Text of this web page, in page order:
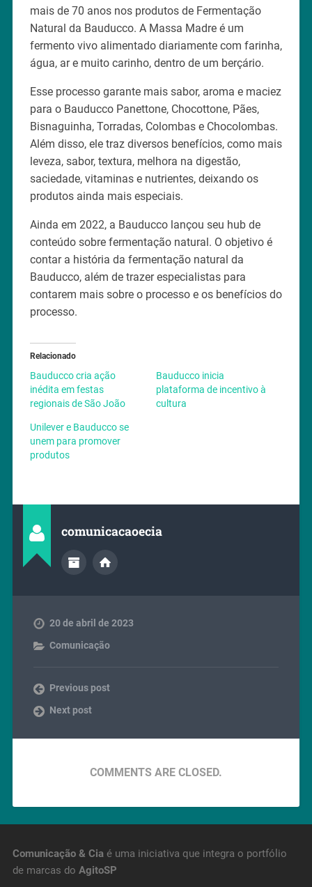
mais de 70 anos nos produtos de Fermentação
Natural da Bauducco. A Massa Madre é um
fermento vivo alimentado diariamente com farinha,
água, ar e muito carinho, dentro de um berçário.
Esse processo garante mais sabor, aroma e maciez
para o Bauducco Panettone, Chocottone, Pães,
Bisnaguinha, Torradas, Colombas e Chocolombas.
Além disso, ele traz diversos benefícios, como mais
leveza, sabor, textura, melhora na digestão,
saciedade, vitaminas e nutrientes, deixando os
produtos ainda mais especiais.
Ainda em 2022, a Bauducco lançou seu hub de
conteúdo sobre fermentação natural. O objetivo é
contar a história da fermentação natural da
Bauducco, além de trazer especialistas para
contarem mais sobre o processo e os benefícios do
processo.
Relacionado
Bauducco cria ação
inédita em festas
regionais de São João
Bauducco inicia
plataforma de incentivo à
cultura
Unilever e Bauducco se
unem para promover
produtos
comunicacaoecia
20 de abril de 2023
Comunicação
Previous post
Next post
COMMENTS ARE CLOSED.
Comunicação & Ciaé uma iniciativa que integra o portfólio
de marcas do AgitoSP